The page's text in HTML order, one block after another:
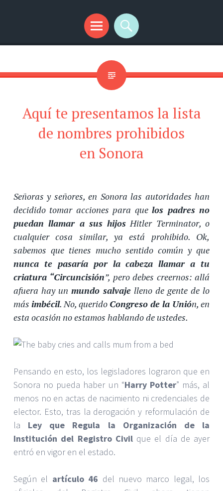
El Camino de las Mentes Brillantes
Menú
Buscar
Aquí te presentamos la lista
de nombres prohibidos
en Sonora
Señoras y señores, en Sonora las autoridades han
decidido tomar acciones para quelos padres no
puedan llamar a sus hijos Hitler Terminator, o
cualquier cosa similar, ya está prohibido. Ok,
sabemos que tienes mucho sentido común y que
nunca te pasaría por la cabeza llamar a tu
criatura “Circuncisión”, pero debes creernos: allá
afuera hay un mundo salvaje lleno de gente de lo
más imbécil. No, querido Congreso de la Unión, en
esta ocasión no estamos hablando de ustedes.
Pensando en esto, los legisladores lograron que en
Sonora no pueda haber un “Harry Potter” más, al
menos no en actas de nacimiento ni credenciales de
elector. Esto, tras la derogación y reformulación de
la Ley que Regula la Organización de la
Institución del Registro Civilque el día de ayer
entró en vigor en el estado.
Según el artículo 46 del nuevo marco legal, los